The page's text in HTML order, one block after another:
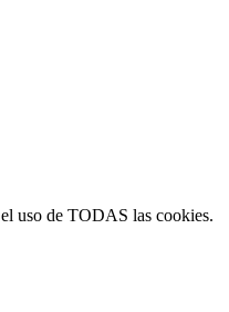
uso de TODAS las cookies.